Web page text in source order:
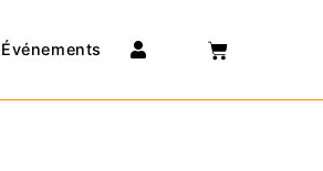
Événements
Connexion